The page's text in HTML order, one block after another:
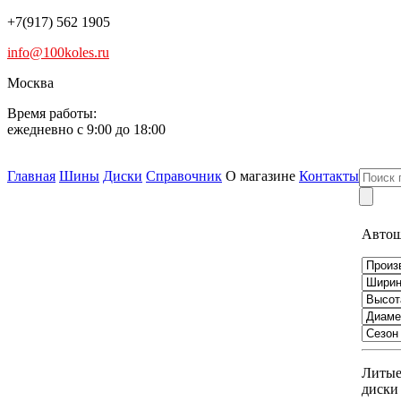
+7(917) 562 1905
info@100koles.ru
Москва
Время работы:
ежедневно с 9:00 до 18:00
Главная Шины Диски Справочник О магазине Контакты
Литые
диски